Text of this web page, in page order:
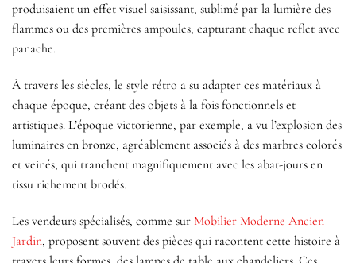
produisaient un effet visuel saisissant, sublimé par la lumière des
flammes ou des premières ampoules, capturant chaque reflet avec
panache.
À travers les siècles, le style rétro a su adapter ces matériaux à
chaque époque, créant des objets à la fois fonctionnels et
artistiques. L’époque victorienne, par exemple, a vu l’explosion des
luminaires en bronze, agréablement associés à des marbres colorés
et veinés, qui tranchent magnifiquement avec les abat-jours en
tissu richement brodés.
Les vendeurs spécialisés, comme sur Mobilier Moderne Ancien
Jardin, proposent souvent des pièces qui racontent cette histoire à